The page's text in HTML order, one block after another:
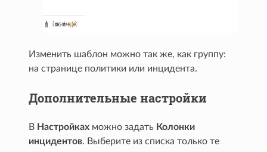
Изменить шаблон можно так же, как группу:
на странице политики или инцидента.
Дополнительные настройки
В Настройках можно задать Колонки
инцидентов. Выберите из списка только те